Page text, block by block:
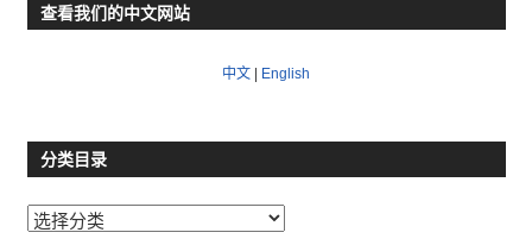
查看我们的中文网站
中文 | English
分类目录
分